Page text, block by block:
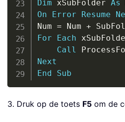
Dim xSubFolder As
On
Error Resume
Num = Num +
For
Each
Call
Next
End
Sub
3. Druk op de toets F5 om de